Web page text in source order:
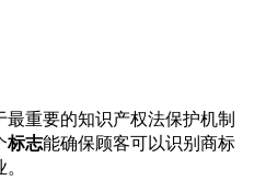
最重要的知识产权法保护机制
标志能确保顾客可以识别商标